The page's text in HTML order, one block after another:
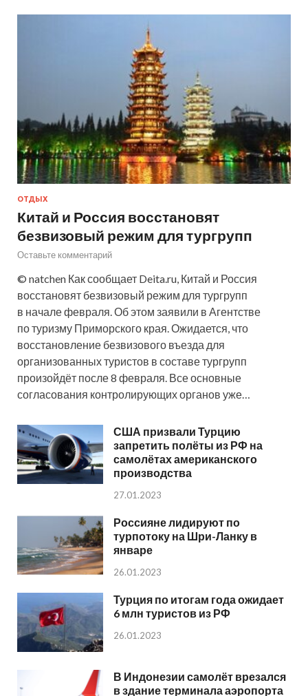
ОТДЫХ
Китай и Россия восстановят
безвизовый режим для тургрупп
Оставьте комментарий
© natchen Как сообщает Deita.ru, Китай и Россия
восстановят безвизовый режим для тургрупп
в начале февраля. Об этом заявили в Агентстве
по туризму Приморского края. Ожидается, что
восстановление безвизового въезда для
организованных туристов в составе тургрупп
произойдёт после 8 февраля. Все основные
согласования контролирующих органов уже…
США призвали Турцию
запретить полёты из РФ на
самолётах американского
производства
27.01.2023
Россияне лидируют по
турпотоку на Шри-Ланку в
январе
26.01.2023
Турция по итогам года ожидает
6 млн туристов из РФ
26.01.2023
В Индонезии самолёт врезался
в здание терминала аэропорта